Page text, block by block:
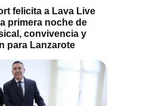
felicita a Lava Live
primera noche de
convivencia y
para Lanzarote